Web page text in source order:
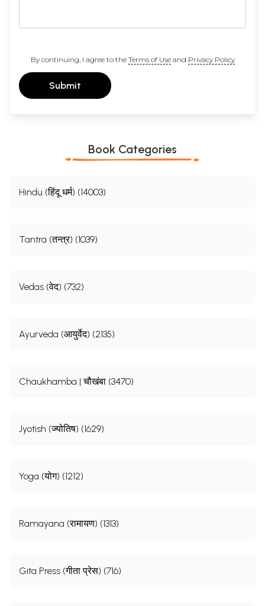
By continuing, I agree to the Terms of Useand Privacy Policy
Submit
Book Categories
Hindu (हिंदू धर्म) (14003)
Tantra (तन्त्र) (1039)
Vedas (वेद) (732)
Ayurveda (आयुर्वेद) (2135)
Chaukhamba | चौखंबा (3470)
Jyotish (ज्योतिष) (1629)
Yoga (योग) (1212)
Ramayana (रामायण) (1313)
Gita Press (गीता प्रेस) (716)